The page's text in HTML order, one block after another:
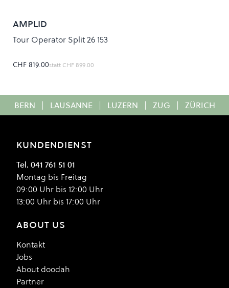
AMPLID
Tour Operator Split 26 153
CHF 819.00statt CHF 899.00
BERN | LAUSANNE | LUZERN | ZUG | ZÜRICH
KUNDENDIENST
Tel. 041 761 51 01
Montag bis Freitag
09:00 Uhr bis 12:00 Uhr
13:00 Uhr bis 17:00 Uhr
ABOUT US
Kontakt
Jobs
About doodah
Partner